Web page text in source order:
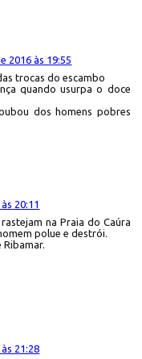
2016 às 19:55
trocas do escambo
quando usurpa o doce
dos homens pobres
20:11
na Praia do Caúra
polue e destrói.
21:28